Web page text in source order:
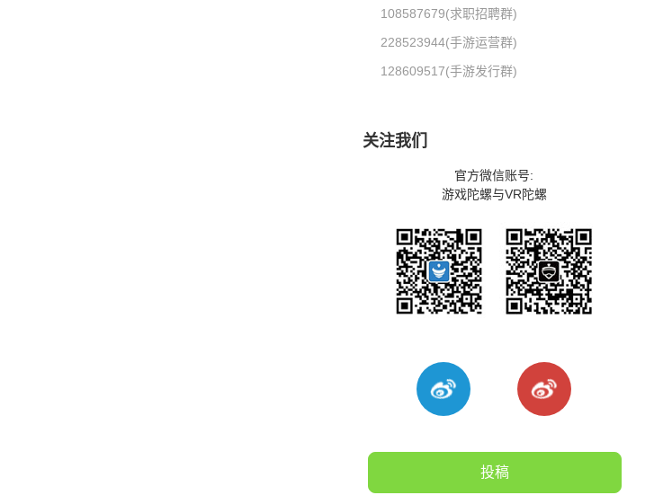
108587679(求职招聘群)
228523944(手游运营群)
128609517(手游发行群)
关注我们
官方微信账号:
游戏陀螺与VR陀螺
投稿